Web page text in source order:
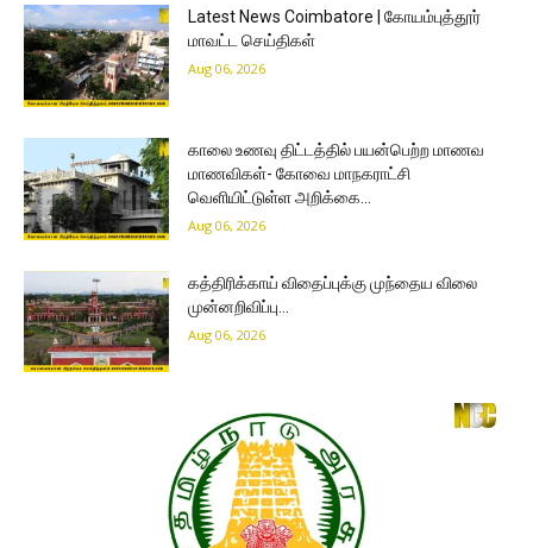
Latest News Coimbatore | கோயம்புத்தூர்
மாவட்ட செய்திகள்
Aug 06, 2026
காலை உணவு திட்டத்தில் பயன்பெற்ற மாணவ
மாணவிகள்- கோவை மாநகராட்சி
வெளியிட்டுள்ள அறிக்கை…
Aug 06, 2026
கத்திரிக்காய் விதைப்புக்கு முந்தைய விலை
முன்னறிவிப்பு…
Aug 06, 2026